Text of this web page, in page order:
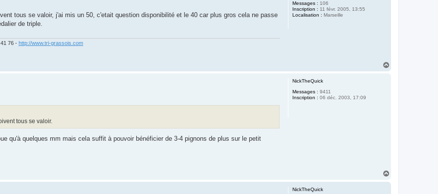
Messages : 106
Inscription : 11 févr. 2005, 13:55
Localisation : Marseille
tous se valoir, j'ai mis un 50, c'etait question disponibilité et le 40 car plus gros cela ne passe
de triple.
76 - http://www.tri-grassois.com
NickTheQuick
Messages : 9411
Inscription : 06 déc. 2003, 17:09
tous se valoir.
qu'à quelques mm mais cela suffit à pouvoir bénéficier de 3-4 pignons de plus sur le petit
NickTheQuick